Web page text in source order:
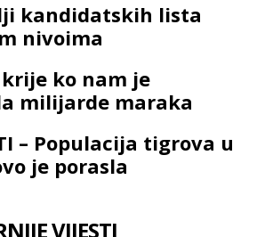
kandidatskih lista
nivoima
ko nam je
milijarde maraka
– Populacija tigrova u
je porasla
VIJESTI